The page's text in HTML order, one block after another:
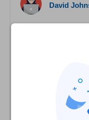
David
they used to be a
trying to go to their
the SSL certificate
no longer connect. I